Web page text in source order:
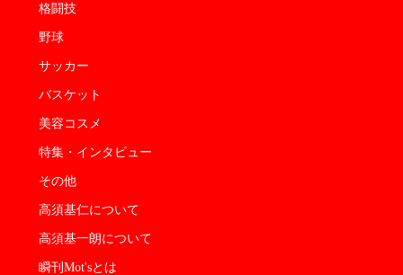
格闘技
野球
サッカー
バスケット
美容コスメ
特集・インタビュー
その他
高須基仁について
高須基一朗について
瞬刊Mot'sとは